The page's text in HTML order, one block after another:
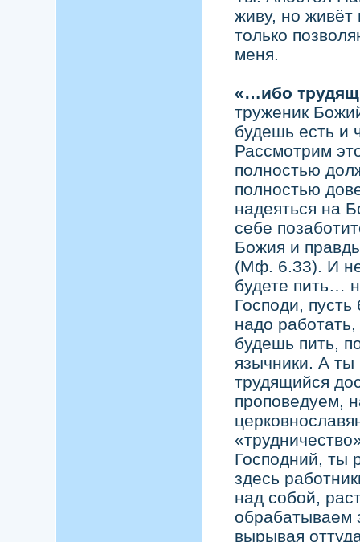
живу, но
только
меня.
«…ибо
труженик
будешь есть и
Рассмотрим
полностью
полностью
надеяться на
себе
Божия и
(Мф. 6.33). И не
будете пить…
Господи,
надо
будешь пить,
язычники. А
трудящийся
проповедуем,
Господний, ты
здесь
над собой,
обрабатываем
вырывая